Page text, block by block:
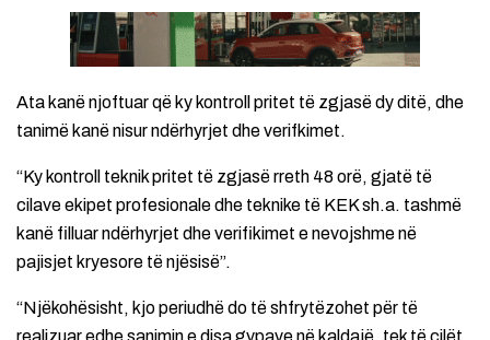
Ata kanë njoftuar që ky kontroll pritet të zgjasë dy ditë, dhe
tanimë kanë nisur ndërhyrjet dhe verifkimet.
“Ky kontroll teknik pritet të zgjasë rreth 48 orë, gjatë të
cilave ekipet profesionale dhe teknike të KEK sh.a. tashmë
kanë filluar ndërhyrjet dhe verifikimet e nevojshme në
pajisjet kryesore të njësisë”.
“Njëkohësisht, kjo periudhë do të shfrytëzohet për të